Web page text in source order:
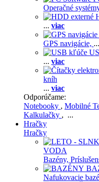
Operačné
... viac
GPS navigácie, ...
... viac
kníh
... viac
Odporúčame:
Notebooky , Mobilné
Kalkulačky , ...
Hračky
Hračky
VODA
Bazény,
Nafukovacie